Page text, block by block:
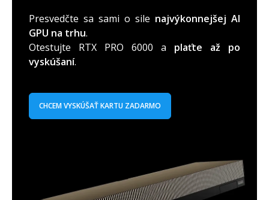
Presvedčte sa sami o sile najvýkonnejšej AI
GPU na trhu.
Otestujte RTX PRO 6000 a plaťte až po
vyskúšaní.
CHCEM VYSKÚŠAŤ KARTU ZADARMO